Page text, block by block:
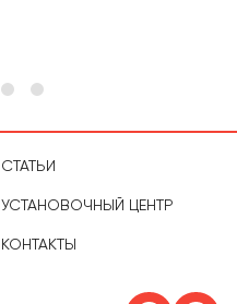
СТАТЬИ
УСТАНОВОЧНЫЙ ЦЕНТР
КОНТАКТЫ